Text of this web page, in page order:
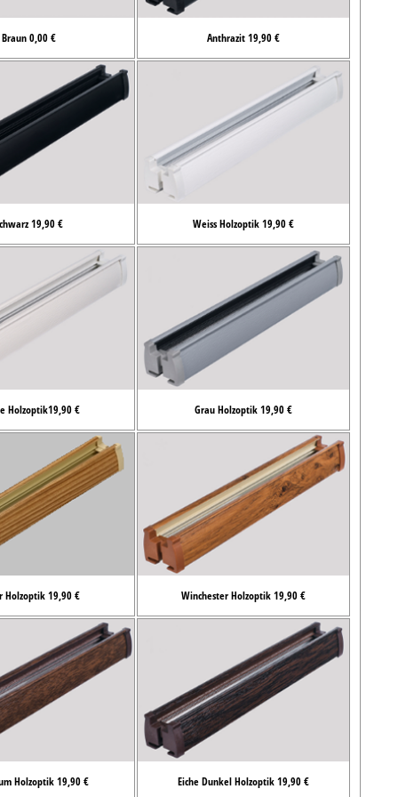
Braun 0,00 € Anthrazit 19,90 €
19,90 € Weiss Holzoptik 19,90 €
Holzoptik19,90 € Grau Holzoptik 19,90 €
Holzoptik 19,90 € Winchester Holzoptik 19,90 €
Holzoptik 19,90 € Eiche Dunkel Holzoptik 19,90 €